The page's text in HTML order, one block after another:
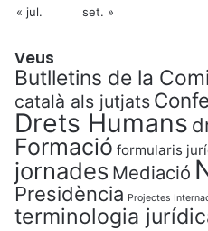
« jul.
set. »
Veus
Butlletins de la
català als jutjats
Drets Humans
Formació formularis
jornades Mediació
Presidència Projectes
terminologia